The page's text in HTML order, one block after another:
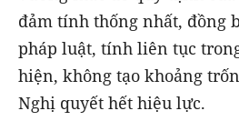
đảm tính thống nhất, đồng
pháp luật, tính liên tục
hiện, không tạo khoảng
Nghị quyết hết hiệu lực.